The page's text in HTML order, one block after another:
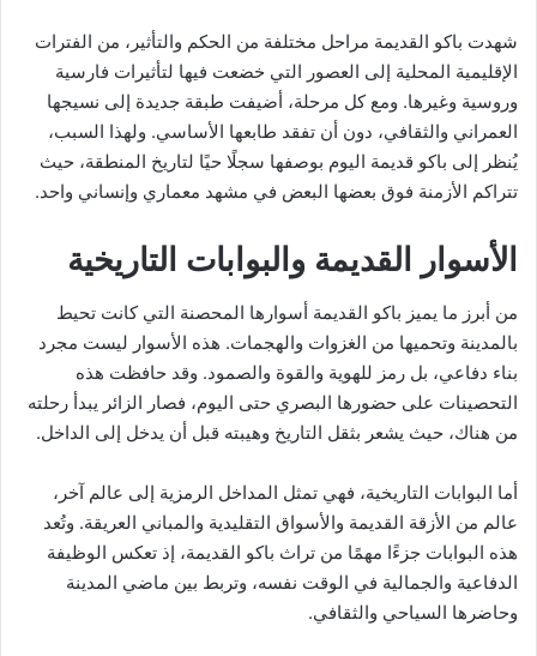
شهدت باكو القديمة مراحل مختلفة من الحكم والتأثير، من الفترات
الإقليمية المحلية إلى العصور التي خضعت فيها لتأثيرات فارسية
وروسية وغيرها. ومع كل مرحلة، أضيفت طبقة جديدة إلى نسيجها
العمراني والثقافي، دون أن تفقد طابعها الأساسي. ولهذا السبب،
يُنظر إلى باكو قديمة اليوم بوصفها سجلًا حيًا لتاريخ المنطقة، حيث
تتراكم الأزمنة فوق بعضها البعض في مشهد معماري وإنساني واحد.
الأسوار القديمة والبوابات التاريخية
من أبرز ما يميز باكو القديمة أسوارها المحصنة التي كانت تحيط
بالمدينة وتحميها من الغزوات والهجمات. هذه الأسوار ليست مجرد
بناء دفاعي، بل رمز للهوية والقوة والصمود. وقد حافظت هذه
التحصينات على حضورها البصري حتى اليوم، فصار الزائر يبدأ رحلته
من هناك، حيث يشعر بثقل التاريخ وهيبته قبل أن يدخل إلى الداخل.
أما البوابات التاريخية، فهي تمثل المداخل الرمزية إلى عالم آخر،
عالم من الأزقة القديمة والأسواق التقليدية والمباني العريقة. وتُعد
هذه البوابات جزءًا مهمًا من تراث باكو القديمة، إذ تعكس الوظيفة
الدفاعية والجمالية في الوقت نفسه، وتربط بين ماضي المدينة
وحاضرها السياحي والثقافي.